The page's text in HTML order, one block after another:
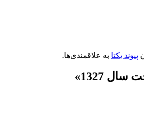
پیوند یکتا به علاقمندی‌ها.
1327
»